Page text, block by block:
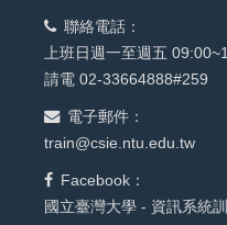
聯絡電話：
上班日週一至週五
請電 02-33664888#259
電子郵件：
train@csie.ntu.edu.tw
Facebook：
國立臺灣大學 - 資訊系統